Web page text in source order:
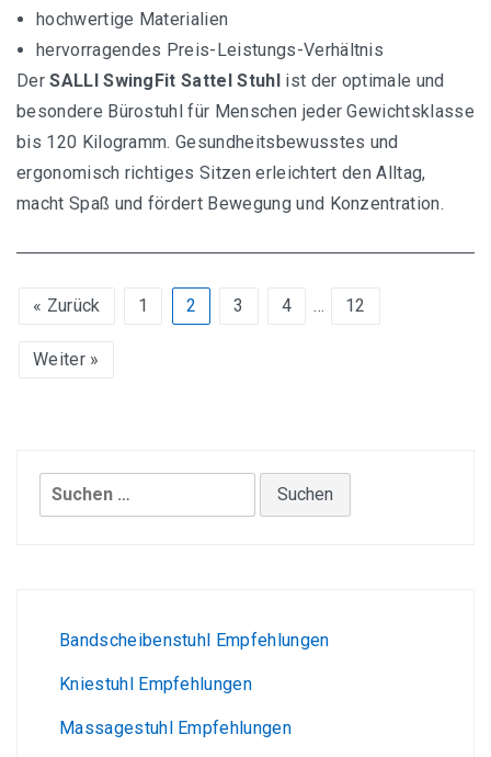
hochwertige Materialien
hervorragendes Preis-Leistungs-Verhältnis
DerSALLI SwingFit Sattel Stuhlist der optimale und
besondere Bürostuhl für Menschen jeder Gewichtsklasse
bis 120 Kilogramm. Gesundheitsbewusstes und
ergonomisch richtiges Sitzen erleichtert den Alltag,
macht Spaß und fördert Bewegung und Konzentration.
« Zurück 1 2 3 4 … 12
Weiter »
Suchen
nach:
Bandscheibenstuhl Empfehlungen
Kniestuhl Empfehlungen
Massagestuhl Empfehlungen